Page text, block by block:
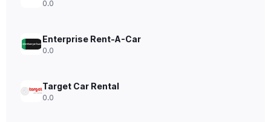
displaying
to
0.0
Enterprise Rent-A-Car
0.0
Target Car Rental
0.0